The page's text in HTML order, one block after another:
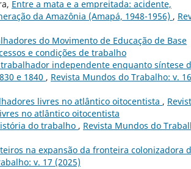
Entre a mata e a empreitada: acidente,
da Amazônia (Amapá, 1948-1956) ,
do Movimento de Educação de Base
e condições de trabalho
independente enquanto síntese
e 1840 , Revista Mundos do Trabalho: v. 16
livres no atlântico oitocentista ,
no atlântico oitocentista
do trabalho , Revista Mundos do
na expansão da fronteira colonizadora
v. 17 (2025)